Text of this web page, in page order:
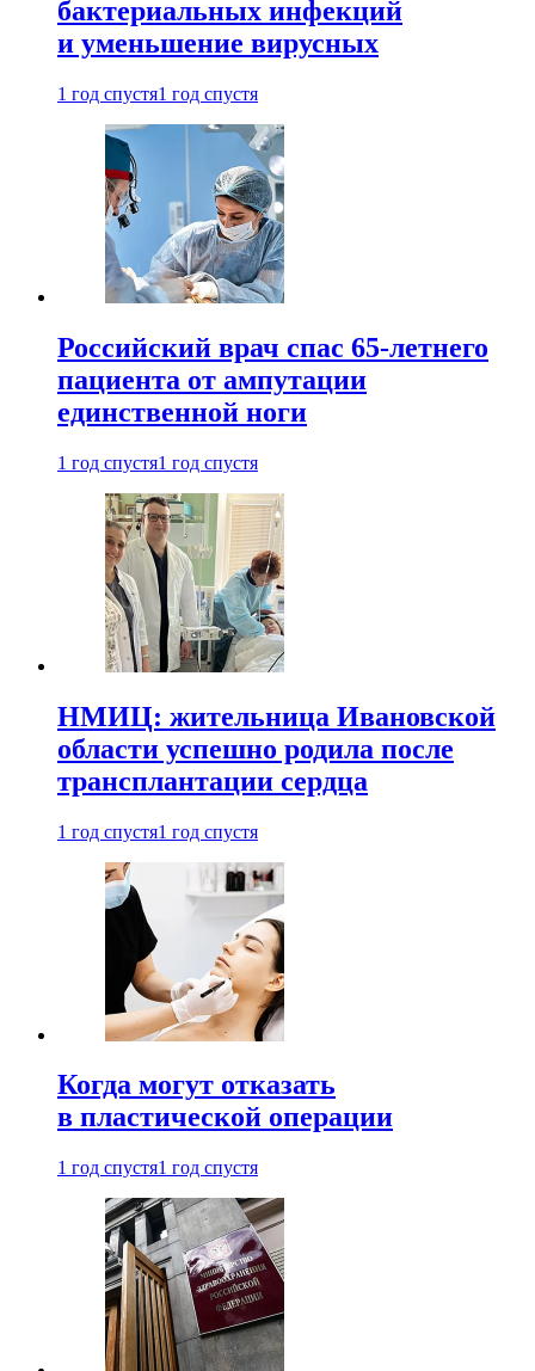
бактериальных инфекций
и уменьшение вирусных
1 год спустя1 год спустя
Российский врач спас 65-летнего
пациента от ампутации
единственной ноги
1 год спустя1 год спустя
НМИЦ: жительница Ивановской
области успешно родила после
трансплантации сердца
1 год спустя1 год спустя
Когда могут отказать
в пластической операции
1 год спустя1 год спустя